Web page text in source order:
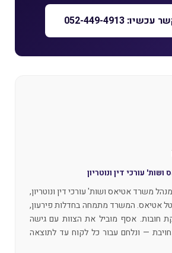
052-449-4913
עורכי דין ונוטריון
משרד אטיאס ושות' עורכי דין ונוטריון,
אטיאס. המשרד מתמחה בחדלות פירעון,
חובות. אסף מוביל את הצוות עם גישה
— ונלחם עבור כל לקוח עד לתוצאה